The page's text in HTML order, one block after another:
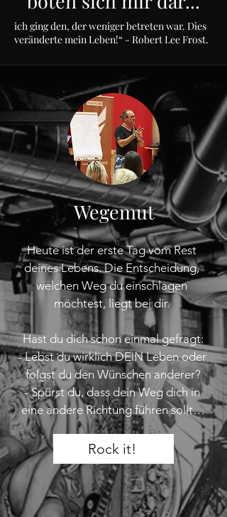
ich ging den, der weniger betreten war. Dies
veränderte mein Leben!“ - Robert Lee Frost.
Wegemut
Heute ist der erste Tag vom Rest
deines Lebens. Die Entscheidung,
welchen Weg du einschlagen
möchtest, liegt bei dir.
Hast du dich schon einmal gefragt:
- Lebst du wirklich DEIN Leben oder
folgst du den Wünschen anderer?
- Spürst du, dass dein Weg dich in
eine andere Richtung führen sollte?
- Hindern dich vergangenes Gepäck
oder Glaubenssätze am
Glücklichsein?
Wenn du diese Fragen mit JA
Rock it!